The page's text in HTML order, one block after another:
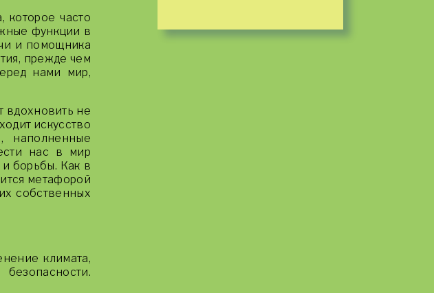
которое часто
функции в
и помощника
прежде чем
нами мир,
вдохновить не
искусство
наполненные
нас в мир
борьбы. Как в
метафорой
собственных
климата,